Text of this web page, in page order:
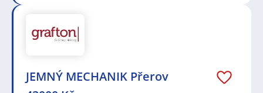
JEMNÝ MECHANIK Přerov